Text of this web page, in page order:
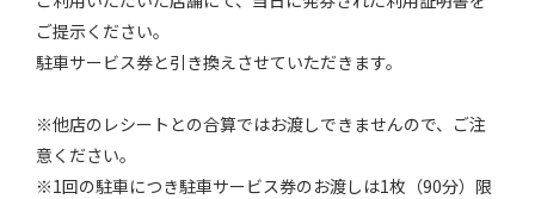
ご提示ください。
駐車サービス券と引き換えさせていただきます。
※他店のレシートとの合算ではお渡しできませんので、ご注
意ください。
※1回の駐車につき駐車サービス券のお渡しは1枚（90分）限